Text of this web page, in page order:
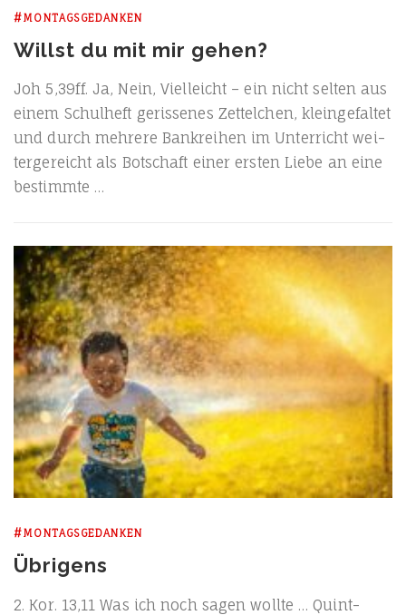
#MONTAGSGEDANKEN
Willst du mit mir gehen?
Joh 5,39ff. Ja, Nein, Viel­leicht – ein nicht sel­ten aus
einem Schul­heft geris­se­nes Zet­tel­chen, klein­ge­fal­tet
und durch meh­re­re Bank­rei­hen im Unter­richt wei­
ter­ge­reicht als Bot­schaft einer ers­ten Lie­be an eine
bestimmte …
#MONTAGSGEDANKEN
Übrigens
2. Kor. 13,11 Was ich noch sagen woll­te … Quint­